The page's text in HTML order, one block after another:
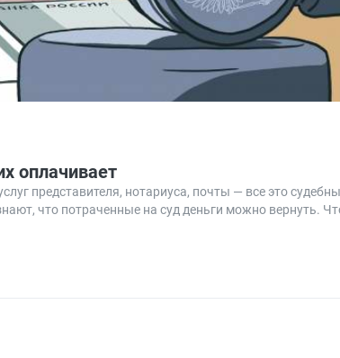
оплачивает
представителя, нотариуса, почты — все это
что потраченные на суд деньги можно вернуть.